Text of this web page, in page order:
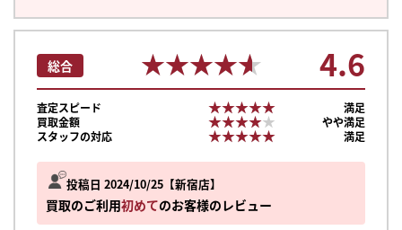
投稿日 2024/10/25 新宿店
買取のご利用初めてのお客様のレビュー
総合 ★★★★★
★★★★★ 4.6
査定スピード ★★★★★
★★★★★
満足
買取金額
★★★★★
★★★★★
やや満足
スタッフの対応
★★★★★
★★★★★ 満足